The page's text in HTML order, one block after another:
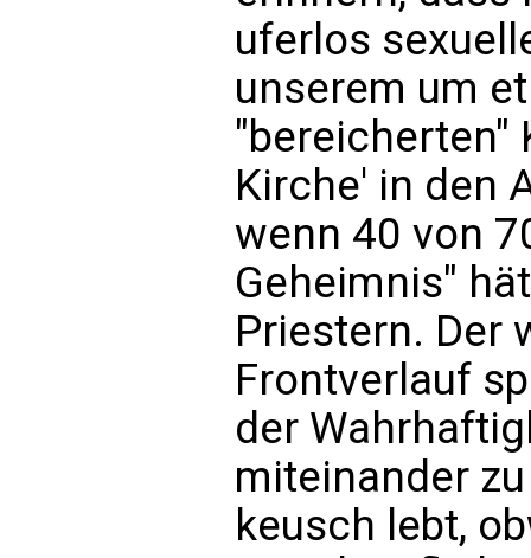
uferlos
unserem um
"bereicherten"
Kirche' in den
wenn 40 von
Geheimnis"
Priestern. Der
Frontverlauf
der
miteinander
keusch lebt,